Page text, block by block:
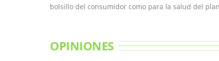
bolsillo del consumidor como para la salud del
OPINIONES